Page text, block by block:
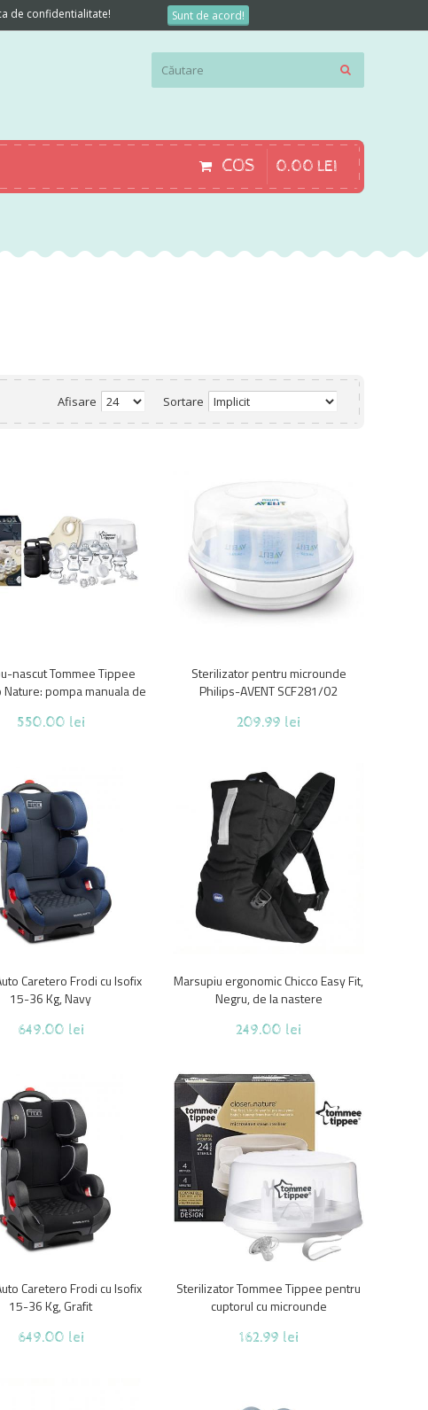
COS 0.00 LEI
Afisare Sortare
nascut Tommee Tippee
Nature: pompa manuala de
si accesorii, 0 luni +
550.00 lei
Sterilizator pentru microunde
Philips-AVENT SCF281/02
209.99 lei
Caretero Frodi cu Isofix
15-36 Kg, Navy
649.00 lei
Marsupiu ergonomic Chicco Easy Fit,
Negru, de la nastere
249.00 lei
Caretero Frodi cu Isofix
15-36 Kg, Grafit
649.00 lei
Sterilizator Tommee Tippee pentru
cuptorul cu microunde
162.99 lei
Sunt de acord!
de confidentialitate!